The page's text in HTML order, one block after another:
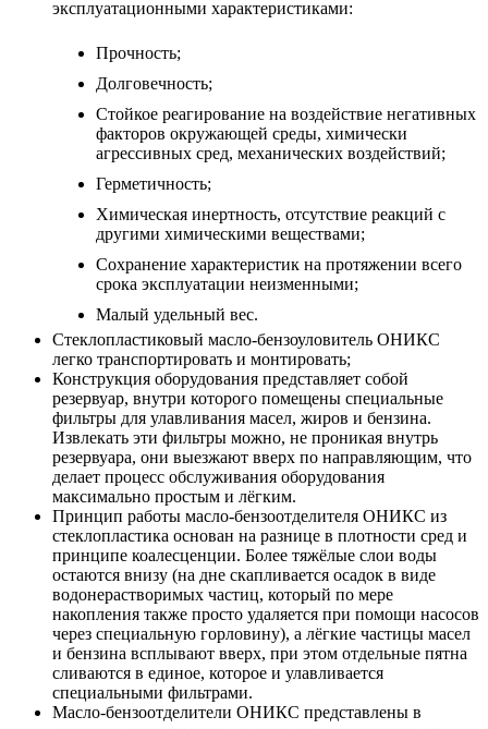
эксплуатационными характеристиками:
Прочность;
Долговечность;
Стойкое реагирование на воздействие негативных
факторов окружающей среды, химически
агрессивных сред, механических воздействий;
Герметичность;
Химическая инертность, отсутствие реакций с
другими химическими веществами;
Сохранение характеристик на протяжении всего
срока эксплуатации неизменными;
Малый удельный вес.
Стеклопластиковый масло-бензоуловитель ОНИКС
легко транспортировать и монтировать;
Конструкция оборудования представляет собой
резервуар, внутри которого помещены специальные
фильтры для улавливания масел, жиров и бензина.
Извлекать эти фильтры можно, не проникая внутрь
резервуара, они выезжают вверх по направляющим, что
делает процесс обслуживания оборудования
максимально простым и лёгким.
Принцип работы масло-бензоотделителя ОНИКС из
стеклопластика основан на разнице в плотности сред и
принципе коалесценции. Более тяжёлые слои воды
остаются внизу (на дне скапливается осадок в виде
водонерастворимых частиц, который по мере
накопления также просто удаляется при помощи насосов
через специальную горловину), а лёгкие частицы масел
и бензина всплывают вверх, при этом отдельные пятна
сливаются в единое, которое и улавливается
специальными фильтрами.
Масло-бензоотделители ОНИКС представлены в